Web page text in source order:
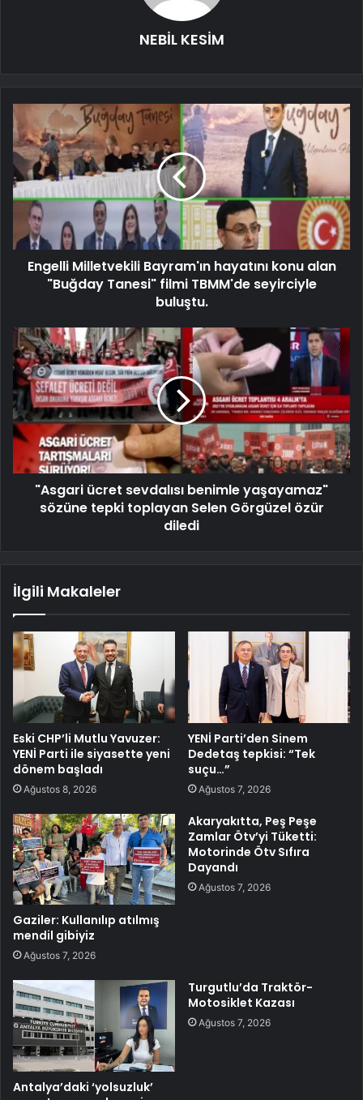
NEBİL KESİM
Engelli Milletvekili Bayram'ın hayatını konu alan
"Buğday Tanesi" filmi TBMM'de seyirciyle
buluştu.
"Asgari ücret sevdalısı benimle yaşayamaz"
sözüne tepki toplayan Selen Görgüzel özür
diledi
İlgili Makaleler
Eski CHP’li Mutlu Yavuzer:
YENİ Parti ile siyasette yeni
dönem başladı
Ağustos 8, 2026
YENİ Parti’den Sinem
Dedetaş tepkisi: “Tek
suçu…”
Ağustos 7, 2026
Gaziler: Kullanılıp atılmış
mendil gibiyiz
Ağustos 7, 2026
Akaryakıtta, Peş Peşe
Zamlar Ötv’yi Tüketti:
Motorinde Ötv Sıfıra
Dayandı
Ağustos 7, 2026
Antalya’daki ‘yolsuzluk’
Turgutlu’da Traktör-
Motosiklet Kazası
Ağustos 7, 2026